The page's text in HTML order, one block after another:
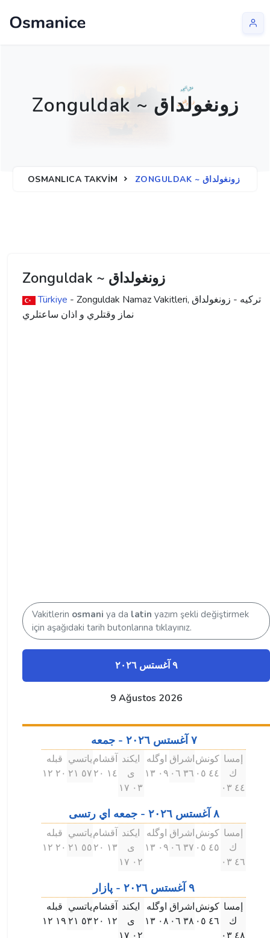
Zonguldak ~ زونغولداق
OSMANLICA TAKVIM ZONGULDAK ~ زونغولداق
Zonguldak ~ زونغولداق
Türkiye - Zonguldak Namaz Vakitleri, ترکیه - زونغولداق
نماز وقتلري و اذان ساعتلري
Vakitlerin osmani ya da latin yazım şekli değiştirmek
için aşağıdaki tarih butonlarına tıklayınız.
٩ آغستس ۲۰۲٦
9 Ağustos 2026
٧ آغستس ۲۰۲٦ - جمعه
إمسا
ك
٤٤ ۰۳
كونش
٤٤ ۰٥
اشراق
۳٦ ۰٦
اوگله
۰٩ ۱۳
ايكند
ى
۰۳ ۱٧
آقشام
۱٤ ۲۰
ياتسي
٥٧ ۲۱
قبله
۲۰ ۱۲
٨ آغستس ۲۰۲٦ - جمعه اي رتسى
إمسا
ك
٤٦ ۰۳
كونش
٤٥ ۰٥
اشراق
۳٧ ۰٦
اوگله
۰٩ ۱۳
ايكند
ى
۰۲ ۱٧
آقشام
۱۳ ۲۰
ياتسي
٥٥ ۲۱
قبله
۲۰ ۱۲
٩ آغستس ۲۰۲٦ - پازار
إمسا
ك
كونش
٤٦ ۰٥
اشراق
۳٨ ۰٦
اوگله
۰٨ ۱۳
ايكند
ى
آقشام
۱۲ ۲۰
ياتسي
٥۳ ۲۱
قبله
۱٩ ۱۲